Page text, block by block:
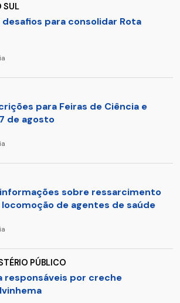
SUL
para consolidar Rota
para Feiras de Ciência e
de agosto
sobre ressarcimento
de agentes de saúde
PÚBLICO
responsáveis por creche